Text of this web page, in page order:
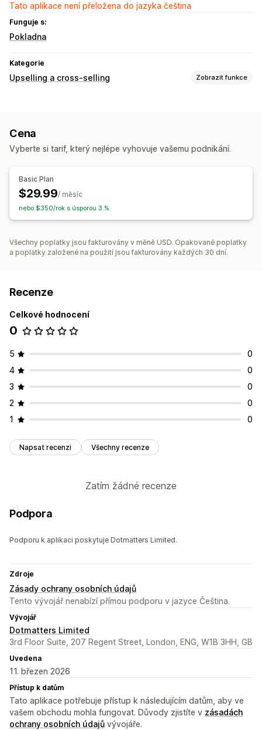
Tato aplikace není přeložena do jazyka čeština
Funguje s:
Pokladna
Kategorie
Upselling a cross-selling Zobrazit funkce
Výsuvný košík
Cena
Vyberte si tarif, který nejlépe vyhovuje vašemu podnikání.
Basic Plan
$29.99/ měsíc
nebo $350/rok s úsporou 3 %
Všechny poplatky jsou fakturovány v měně USD. Opakované poplatky
a poplatky založené na použití jsou fakturovány každých 30 dní.
Recenze
Celkové hodnocení
0
5
0
4
0
3
0
2
0
1
0
Napsat recenzi Všechny recenze
Zatím žádné recenze
Podpora
Podporu k aplikaci poskytuje Dotmatters Limited.
Zdroje
Zásady ochrany osobních údajů
Tento vývojář nenabízí přímou podporu v jazyce Čeština.
Vývojář
Dotmatters Limited
3rd Floor Suite, 207 Regent Street, London, ENG, W1B 3HH, GB
Uvedena
11. březen 2026
Přístup k datům
Tato aplikace potřebuje přístup k následujícím datům, aby ve
vašem obchodu mohla fungovat. Důvody zjistíte v zásadách
ochrany osobních údajů vývojáře.